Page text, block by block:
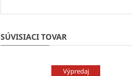
SÚVISIACI TOVAR
Výpredaj